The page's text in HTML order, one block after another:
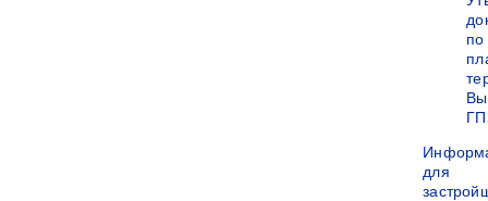
по
для